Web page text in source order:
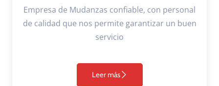
Empresa de Mudanzas confiable, con personal
de calidad que nos permite garantizar un buen
servicio
Leer más